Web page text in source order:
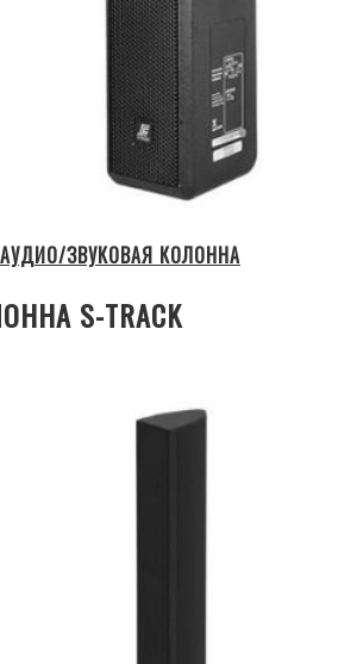
ЗВУКОВАЯ КОЛОННА
S-TRACK